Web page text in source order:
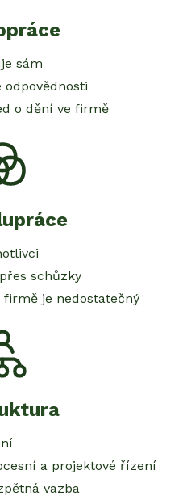
sám
odpovědnosti
o dění ve firmě
schůzky
firmě je nedostatečný
a projektové řízení
vazba